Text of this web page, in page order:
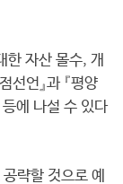
한 자산 몰수, 개
언』과 『평양
등에 나설 수 있다
략할 것으로 예